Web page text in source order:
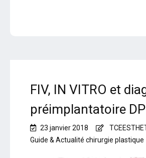
FIV, IN VITRO et
préimplantatoire
23 janvier 2018
Guide & Actualité chirurgie plastique